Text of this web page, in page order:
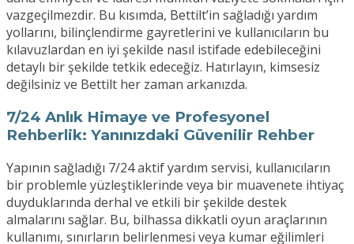
vazgeçilmezdir. Bu kısımda, Bettilt’in sağladığı yardım
yollarını, bilinçlendirme gayretlerini ve kullanıcıların bu
kılavuzlardan en iyi şekilde nasıl istifade edebileceğini
detaylı bir şekilde tetkik edeceğiz. Hatırlayın, kimsesiz
değilsiniz ve Bettilt her zaman arkanızda.
7/24 Anlık Himaye ve Profesyonel
Rehberlik: Yanınızdaki Güvenilir Rehber
Yapının sağladığı 7/24 aktif yardım servisi, kullanıcıların
bir problemle yüzleştiklerinde veya bir muavenete ihtiyaç
duyduklarında derhal ve etkili bir şekilde destek
almalarını sağlar. Bu, bilhassa dikkatli oyun araçlarının
kullanımı, sınırların belirlenmesi veya kumar eğilimleri